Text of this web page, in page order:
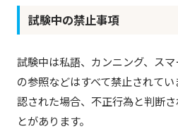
試験中の禁止事項
試験中は私語、カンニング、ス
の参照などはすべて禁止されて
認された場合、不正行為と判断
とがあります。